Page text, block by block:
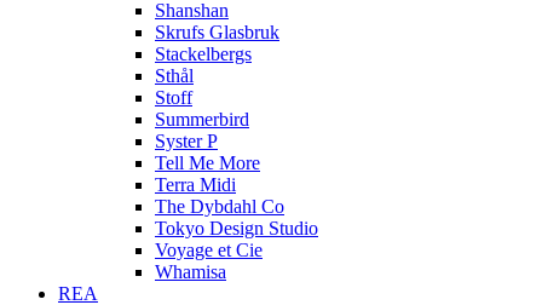
Shanshan
Skrufs Glasbruk
Stackelbergs
Sthål
Stoff
Summerbird
Syster P
Tell Me More
Terra Midi
The Dybdahl Co
Tokyo Design Studio
Voyage et Cie
Whamisa
REA